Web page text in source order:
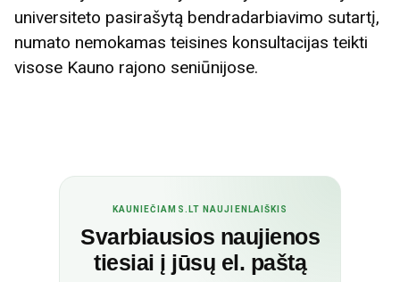
universiteto pasirašytą bendradarbiavimo sutartį,
numato nemokamas teisines konsultacijas teikti
visose Kauno rajono seniūnijose.
KAUNIEČIAMS.LT NAUJIENLAIŠKIS
Svarbiausios naujienos
tiesiai į jūsų el. paštą